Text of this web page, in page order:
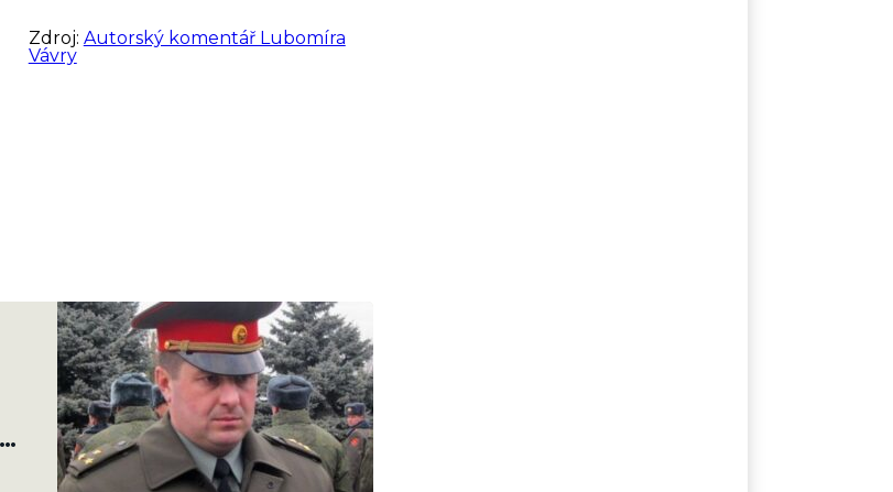
Zdroj: Autorský komentář Lubomíra
Vávry